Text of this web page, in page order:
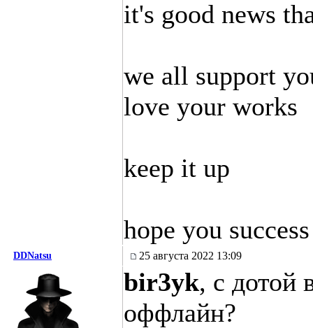
it's good news
we all support
love your works
keep it up
hope you
DDNatsu 25 августа 2022 13:09
bir3yk, с дотой
оффлайн?